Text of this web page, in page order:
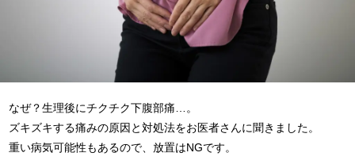
なぜ？生理後にチクチク下腹部痛…。
ズキズキする痛みの原因と対処法をお医者さんに聞きました。
重い病気可能性もあるので、放置はNGです。